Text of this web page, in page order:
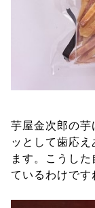
芋屋金次郎の芋
ッとして歯応
ます。こうし
ているわけです